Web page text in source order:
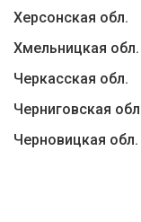
Херсонская обл.
Хмельницкая обл.
Черкасская обл.
Черниговская
Черновицкая обл.